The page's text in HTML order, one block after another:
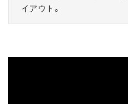
イアウト。